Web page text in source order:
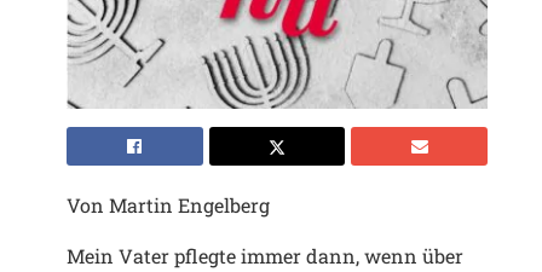
Von Martin Engelberg
Mein Vater pflegte immer dann, wenn über